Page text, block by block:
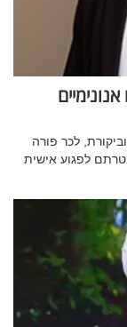
לכר פורה
לפגוע אישית